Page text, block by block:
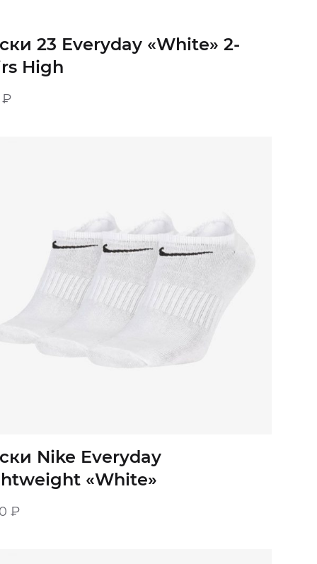
23 Everyday «White» 2-
High
₽
Nike Everyday
«White»
₽